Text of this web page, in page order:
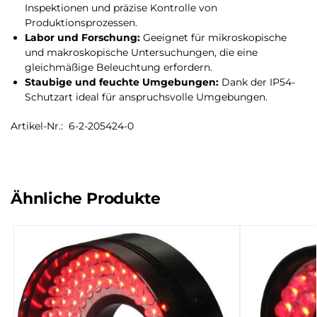
Inspektionen und präzise Kontrolle von
Produktionsprozessen.
Labor und Forschung: Geeignet für mikroskopische
und makroskopische Untersuchungen, die eine
gleichmäßige Beleuchtung erfordern.
Staubige und feuchte Umgebungen: Dank der IP54-
Schutzart ideal für anspruchsvolle Umgebungen.
Artikel-Nr.: 6-2-205424-0
Ähnliche Produkte